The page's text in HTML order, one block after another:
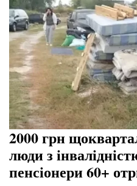
2000 грн
люди з
пенсіонери 60+